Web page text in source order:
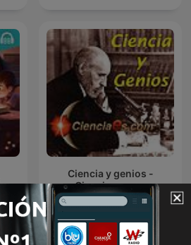
Ciencia y genios -
Cienciaes.com